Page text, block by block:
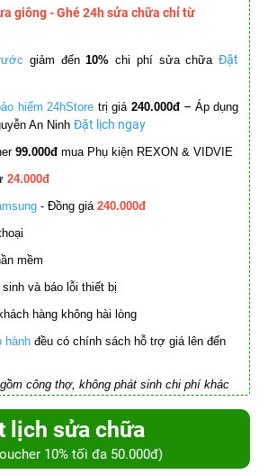
giông - Ghé 24h sửa chữa chỉ từ
giảm đến10% chi phí sửa chữa Đặt
hiểm 24hStore trị giá 240.000đ – Áp dụng
An Ninh Đặt lịch ngay
99.000đ mua Phụ kiện REXON & VIDVIE
24.000đ
- Đồng giá 240.000đ
mềm
và báo lỗi thiết bị
hàng không hài lòng
hành đều có chính sách hỗ trợ giá lên đến
công thợ, không phát sinh chi phí khác
lịch sửa chữa
10% tối đa 50.000đ)